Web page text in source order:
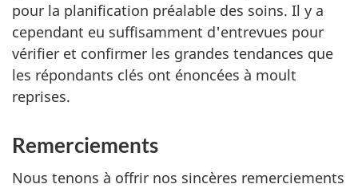
pour la planification préalable des soins. Il y a
cependant eu suffisamment d'entrevues pour
vérifier et confirmer les grandes tendances que
les répondants clés ont énoncées à moult
reprises.
Remerciements
Nous tenons à offrir nos sincères remerciements